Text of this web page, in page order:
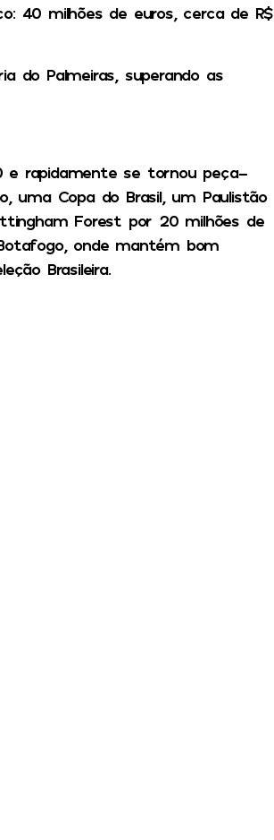
40 milhões de euros, cerca de R$
do Palmeiras, superando as
e rapidamente se tornou peça-
uma Copa do Brasil, um Paulistão
Forest por 20 milhões de
onde mantém bom
Brasileira.